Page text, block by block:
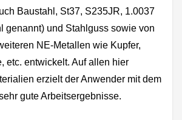
Baustahl, St37, S235JR, 1.0037
genannt) und Stahlguss sowie von
NE-Metallen wie Kupfer,
etc. entwickelt. Auf allen hier
erzielt der Anwender mit dem
gute Arbeitsergebnisse.